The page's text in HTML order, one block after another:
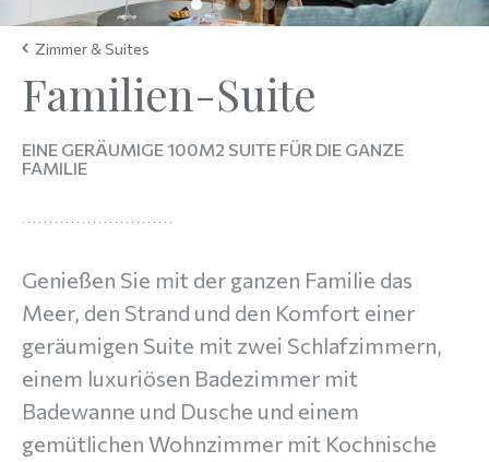
Zimmer & Suites
Familien-Suite
EINE GERÄUMIGE 100M2 SUITE FÜR DIE GANZE
FAMILIE
Genießen Sie mit der ganzen Familie das
Meer, den Strand und den Komfort einer
geräumigen Suite mit zwei Schlafzimmern,
einem luxuriösen Badezimmer mit
Badewanne und Dusche und einem
gemütlichen Wohnzimmer mit Kochnische